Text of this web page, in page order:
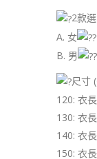
2款選:
A. 女
B. 男
尺寸
120: 衣
130: 衣
140: 衣
150: 衣